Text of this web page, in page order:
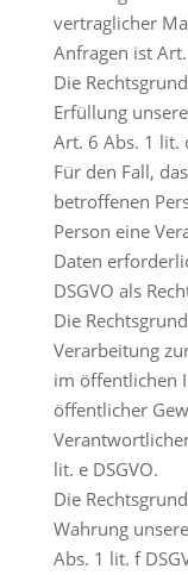
vertraglicher
Anfragen ist
Die
Erfüllung
Art. 6 Abs. 1 lit.
Für den Fall,
betroffenen
Person eine
Daten
DSGVO als
Die
Verarbeitung
im öffentlichen
öffentlicher
lit. e DSGVO.
Die
Wahrung
Abs. 1 lit. f